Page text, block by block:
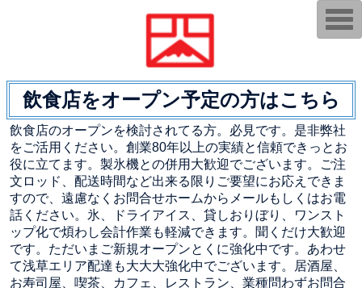
飲食店をオープン予定の方はこちら
飲食店のオープンを検討されてる方。必見です。是非弊社
をご活用ください。創業80年以上の実績と信頼できっとお
役に立てます。製氷機との併用大歓迎でございます。ご注
文ロッド、配送時間など出来る限りご要望にお応えできま
すので、遠慮なくお問合せホームからメールもしくはお電
話ください。氷、ドライアイス、貸しおりぼり、ワンスト
ップ化で煩わし会計作業も軽減できます。聞くだけ大歓迎
です。ただいまご新規オープンとくに強化中です。あわせ
て浅草エリア配達も大大大強化中でございます。居酒屋、
お寿司屋、喫茶、カフェ、レストラン、業種問わずお問合
T
o
g
n
i
g
a
t
i
o
n